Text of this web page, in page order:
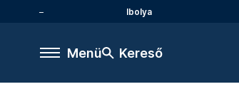
Ibolya
Menü Kereső